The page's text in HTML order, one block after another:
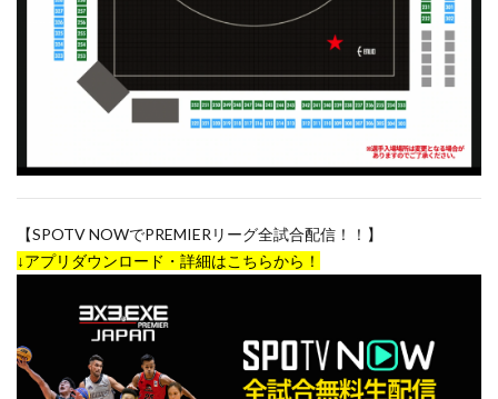
【SPOTV NOWでPREMIERリーグ全試合配信！！】
↓アプリダウンロード・詳細はこちらから！